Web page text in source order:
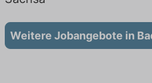
Weitere Jobangebote in